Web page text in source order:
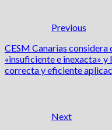
Previous
CESM Canarias considera
«insuficiente e inexacta» y
correcta y eficiente
Next